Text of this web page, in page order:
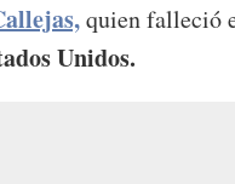
quien falleció
Unidos.